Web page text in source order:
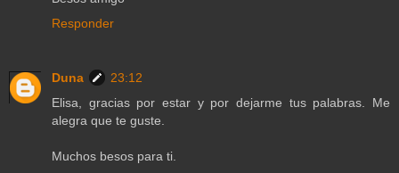
Responder
Duna
23:12
Elisa, gracias por estar y por dejarme tus palabras. Me
alegra que te guste.
Muchos besos para ti.